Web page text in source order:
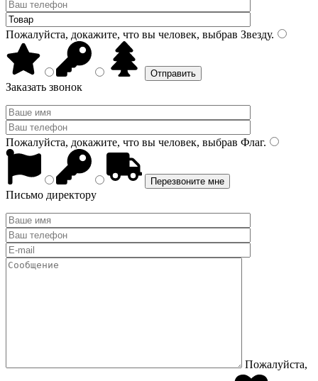
Пожалуйста, докажите, что вы человек, выбрав Звезду.
Заказать звонок
Пожалуйста, докажите, что вы человек, выбрав Флаг.
Письмо директору
Пожалуйста,